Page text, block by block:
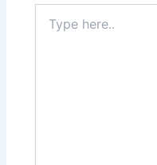
here..